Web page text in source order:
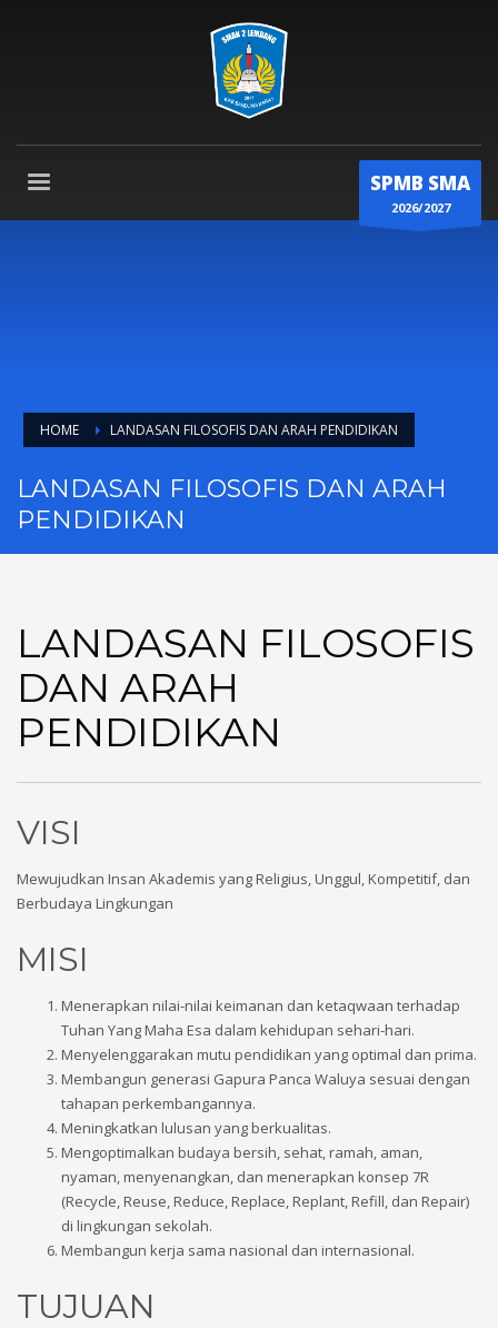
SPMB SMA
2026/2027
HOME LANDASAN FILOSOFIS DAN ARAH PENDIDIKAN
LANDASAN FILOSOFIS DAN ARAH
PENDIDIKAN
LANDASAN FILOSOFIS
DAN ARAH
PENDIDIKAN
VISI
Mewujudkan Insan Akademis yang Religius, Unggul, Kompetitif, dan
Berbudaya Lingkungan
MISI
Menerapkan nilai-nilai keimanan dan ketaqwaan terhadap
Tuhan Yang Maha Esa dalam kehidupan sehari-hari.
Menyelenggarakan mutu pendidikan yang optimal dan prima.
Membangun generasi Gapura Panca Waluya sesuai dengan
tahapan perkembangannya.
Meningkatkan lulusan yang berkualitas.
Mengoptimalkan budaya bersih, sehat, ramah, aman,
nyaman, menyenangkan, dan menerapkan konsep 7R
(Recycle, Reuse, Reduce, Replace, Replant, Refill, dan Repair)
di lingkungan sekolah.
Membangun kerja sama nasional dan internasional.
TUJUAN